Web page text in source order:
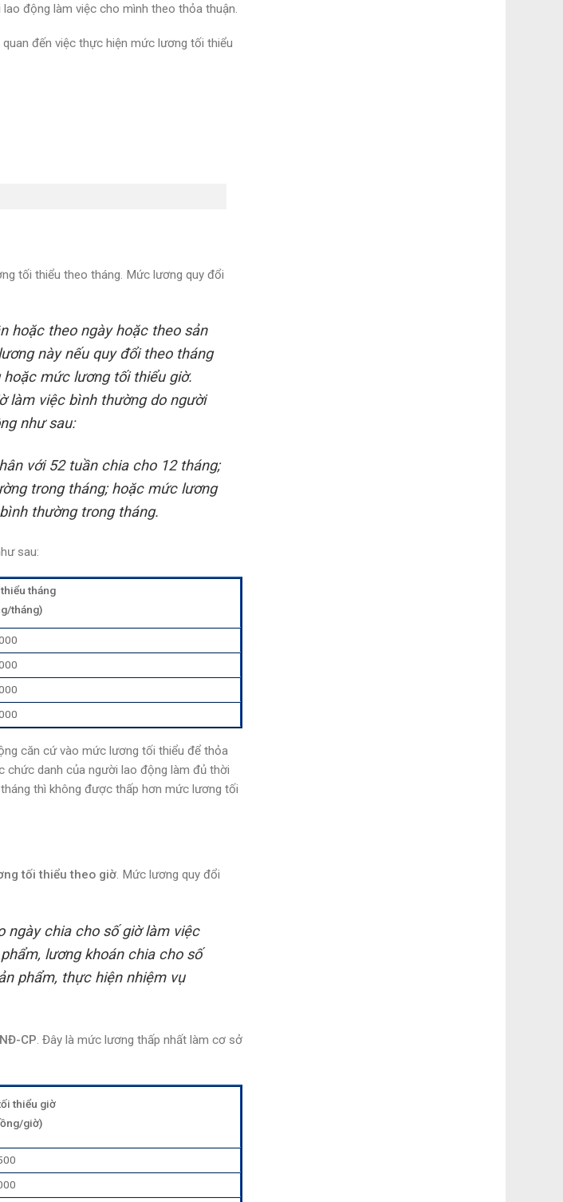
động làm việc cho mình theo thỏa thuận.
đến việc thực hiện mức lương tối thiểu
tối thiểu theo tháng. Mức lương quy đổi
hoặc theo ngày hoặc theo sản
này nếu quy đổi theo tháng
mức lương tối thiểu giờ.
làm việc bình thường do người
như sau:
với 52 tuần chia cho 12 tháng;
trong tháng; hoặc mức lương
thường trong tháng.
sau:
tháng
tháng)
căn cứ vào mức lương tối thiểu để thỏa
danh của người lao động làm đủ thời
thì không được thấp hơn mức lương tối
tối thiểu theo giờ. Mức lương quy đổi
ngày chia cho số giờ làm việc
lương khoán chia cho số
phẩm, thực hiện nhiệm vụ
CP. Đây là mức lương thấp nhất làm cơ sở
thiểu giờ
giờ)